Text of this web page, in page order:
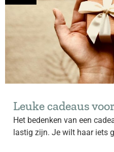
Leuke cadeaus
Het bedenken van een
lastig zijn. Je wilt haar iets